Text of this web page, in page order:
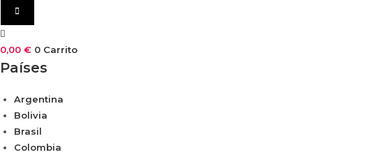
0,00 € 0 Carrito
Países
Argentina
Bolivia
Brasil
Colombia